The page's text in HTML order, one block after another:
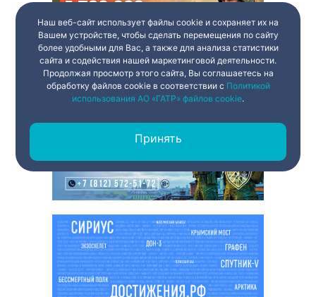
Наш веб-сайт использует файлы cookie и сохраняет их на
Вашем устройстве, чтобы сделать перемещения по сайту
более удобными для Вас, а также для анализа статистики
сайта и содействия нашей маркетинговой деятельности.
Продолжая просмотр этого сайта, Вы соглашаетесь на
обработку файлов cookie в соответствии с Политикой
использования АО «ГАТР» файлов cookie.
Принять